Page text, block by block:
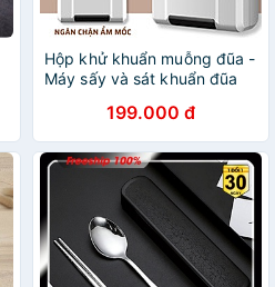
Hộp khử khuẩn muỗng đũa -
Máy sấy và sát khuẩn đũa
30x21x8cm - Ống sấy đũa
khử trùng
199.000 đ